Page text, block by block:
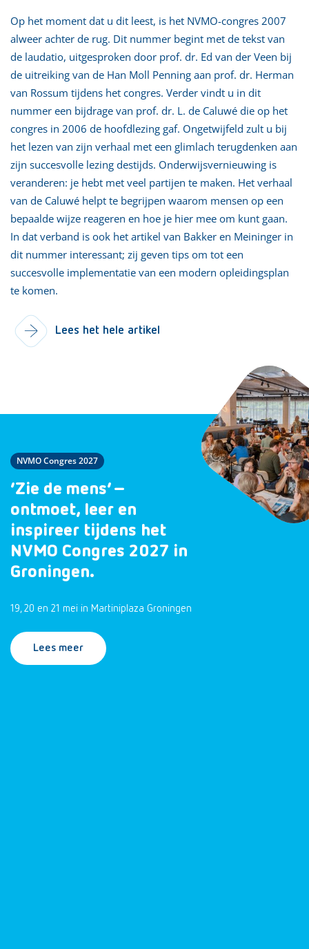
Op het moment dat u dit leest, is het NVMO-congres 2007
alweer achter de rug. Dit nummer begint met de tekst van
de laudatio, uitgesproken door prof. dr. Ed van der Veen bij
de uitreiking van de Han Moll Penning aan prof. dr. Herman
van Rossum tijdens het congres. Verder vindt u in dit
nummer een bijdrage van prof. dr. L. de Caluwé die op het
congres in 2006 de hoofdlezing gaf. Ongetwijfeld zult u bij
het lezen van zijn verhaal met een glimlach terugdenken aan
zijn succesvolle lezing destijds. Onderwijsvernieuwing is
veranderen: je hebt met veel partijen te maken. Het verhaal
van de Caluwé helpt te begrijpen waarom mensen op een
bepaalde wijze reageren en hoe je hier mee om kunt gaan.
In dat verband is ook het artikel van Bakker en Meininger in
dit nummer interessant; zij geven tips om tot een
succesvolle implementatie van een modern opleidingsplan
te komen.
Lees het hele artikel
NVMO Congres 2027
‘Zie de mens’ –
ontmoet, leer en
inspireer tijdens het
NVMO Congres 2027 in
Groningen.
19, 20 en 21 mei in Martiniplaza Groningen
Lees meer